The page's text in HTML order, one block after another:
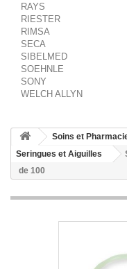
RAYS
RIESTER
RIMSA
SECA
SIBELMED
SOEHNLE
SONY
WELCH ALLYN
Soins et
Seringues et Aiguilles
de 100